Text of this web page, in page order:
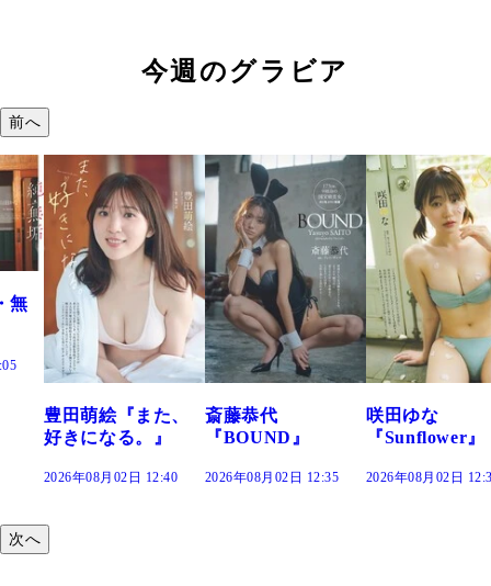
今週のグラビア
前へ
斎藤恭代
『BOUND』
2026年08月02日 12:35
咲田ゆな
『Sunflower』
2026年08月02日 12:30
藤水咲桜『花
だまり』
2026年08月02日
次へ